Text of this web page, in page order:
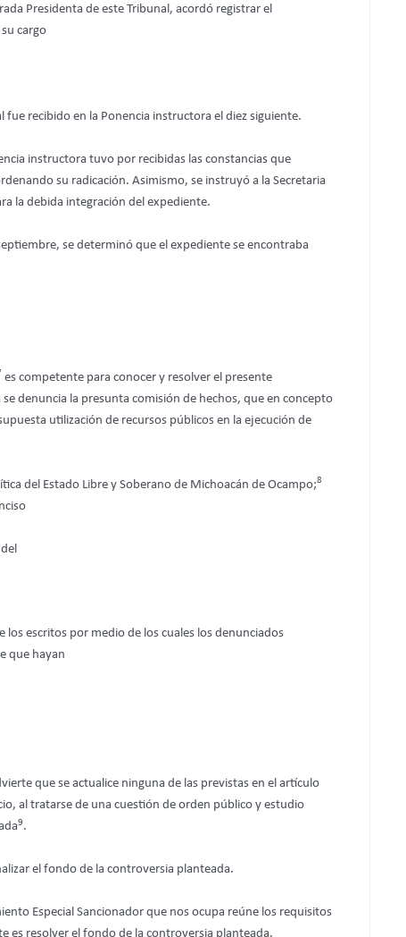
Presidenta de este Tribunal, acordó registrar el
cargo
fue recibido en la Ponencia instructora el diez siguiente.
instructora tuvo por recibidas las constancias que
su radicación. Asimismo, se instruyó a la Secretaria
la debida integración del expediente.
se determinó que el expediente se encontraba
es competente para conocer y resolver el presente
denuncia la presunta comisión de hechos, que en concepto
utilización de recursos públicos en la ejecución de
del Estado Libre y Soberano de Michoacán de Ocampo;8
los escritos por medio de los cuales los denunciados
que hayan
que se actualice ninguna de las previstas en el artículo
al tratarse de una cuestión de orden público y estudio
9.
el fondo de la controversia planteada.
Especial Sancionador que nos ocupa reúne los requisitos
es resolver el fondo de la controversia planteada.